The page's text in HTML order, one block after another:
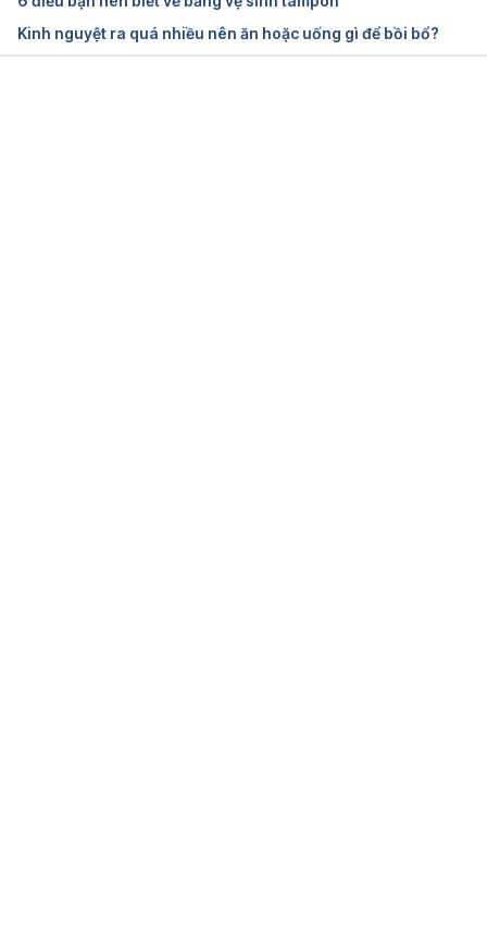
Ngày truy cập: 5/1/2023
Kinh nguyệt ra quá nhiều nên ăn hoặc uống gì để bồi bổ?